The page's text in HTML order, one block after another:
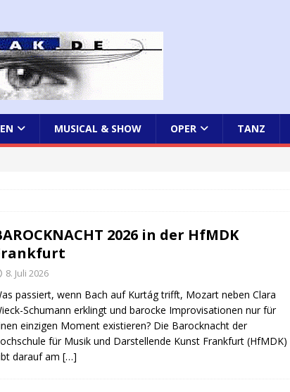
MUSICAL & SHOW OPER TANZ
2026 in der HfMDK
8. Juli 2026
passiert, wenn Bach auf Kurtág trifft, Mozart neben Clara
Schumann erklingt und barocke Improvisationen nur für
einzigen Moment existieren? Die Barocknacht der
für Musik und Darstellende Kunst Frankfurt (HfMDK)
darauf am […]